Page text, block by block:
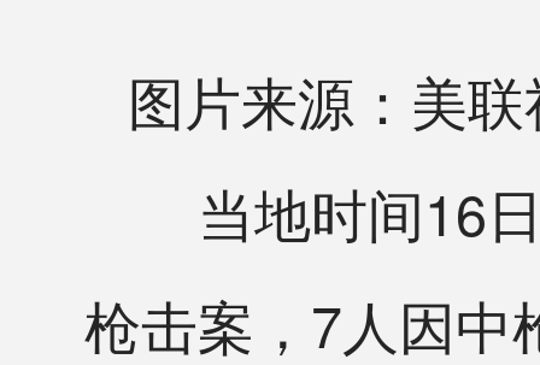
图片来源：美
当地时间16日
枪击案，7人因中